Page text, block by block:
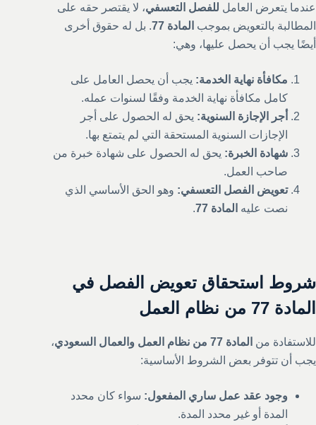
عندما يتعرض العامل للفصل التعسفي، لا يقتصر حقه على
المطالبة بالتعويض بموجب المادة 77
. بل له حقوق أخرى
أيضًا يجب أن يحصل عليها، وهي:
مكافأة نهاية الخدمة: يجب أن يحصل العامل على
كامل مكافأة نهاية الخدمة وفقًا لسنوات عمله.
أجر الإجازة السنوية: يحق له الحصول على أجر
الإجازات السنوية المستحقة التي لم يتمتع بها.
شهادة الخبرة: يحق له الحصول على شهادة خبرة من
صاحب العمل.
تعويض الفصل التعسفي: وهو الحق الأساسي الذي
نصت عليه المادة 77 .
شروط استحقاق تعويض الفصل في
المادة 77 من نظام العمل
للاستفادة من المادة 77 من نظام العمل والعمال السعودي
،
يجب أن تتوفر بعض الشروط الأساسية:
وجود عقد عمل ساري المفعول: سواء كان محدد
المدة أو غير محدد المدة.